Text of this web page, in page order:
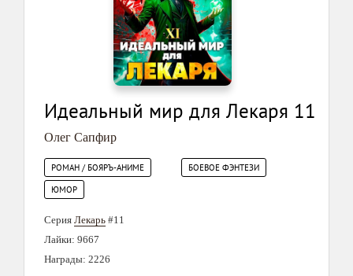
Идеальный мир для Лекаря 11
Олег Сапфир
РОМАН / БОЯРЪ-АНИМЕ
БОЕВОЕ ФЭНТЕЗИ
ЮМОР
Серия Лекарь #11
Лайки: 9667
Награды: 2226